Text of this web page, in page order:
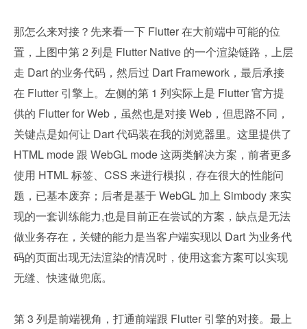
那怎么来对接？先来看一下 Flutter 在大前端中可能的位
置，上图中第 2 列是 Flutter Native 的一个渲染链路，上层
走 Dart 的业务代码，然后过 Dart Framework，最后承接
在 Flutter 引擎上。左侧的第 1 列实际上是 Flutter 官方提
供的 Flutter for Web，虽然也是对接 Web，但思路不同，
关键点是如何让 Dart 代码装在我的浏览器里。这里提供了
HTML mode 跟 WebGL mode 这两类解决方案，前者更多
使用 HTML 标签、CSS 来进行模拟，存在很大的性能问
题，已基本废弃；后者是基于 WebGL 加上 Simbody 来实
现的一套训练能力,也是目前正在尝试的方案，缺点是无法
做业务存在，关键的能力是当客户端实现以 Dart 为业务代
码的页面出现无法渲染的情况时，使用这套方案可以实现
无缝、快速做兜底。
第 3 列是前端视角，打通前端跟 Flutter 引擎的对接。最上